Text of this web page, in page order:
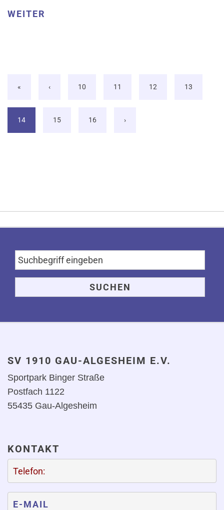
WEITER
« ‹ 10 11 12 13
14 15 16 ›
SV 1910 GAU-ALGESHEIM E.V.
Sportpark Binger Straße
Postfach 1122
55435 Gau-Algesheim
KONTAKT
Telefon:
E-MAIL